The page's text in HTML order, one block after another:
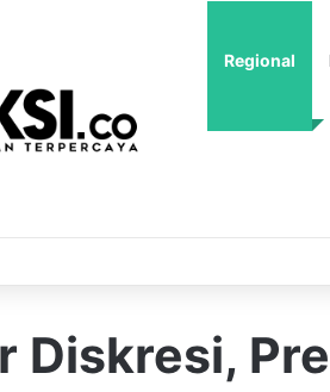
Regional
Diskresi,